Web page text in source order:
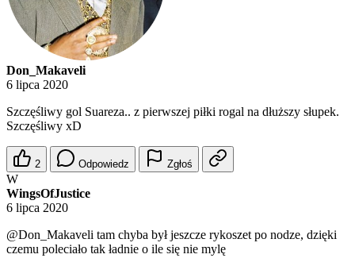
Don_Makaveli
6 lipca 2020
Szczęśliwy gol Suareza.. z pierwszej piłki rogal na dłuższy słupek.
Szczęśliwy xD
2 Odpowiedz Zgłoś
W
WingsOfJustice
6 lipca 2020
@Don_Makaveli tam chyba był jeszcze rykoszet po nodze, dzięki
czemu poleciało tak ładnie o ile się nie mylę